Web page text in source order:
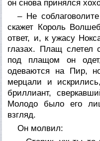
он снова принялся
– Не
скажет Король
ответ, и, к ужасу
глазах. Плащ слетел
под плащом он
одеваются на Пир,
мерцали и
бриллиант,
Молодо было его
взгляд.
Он молвил: